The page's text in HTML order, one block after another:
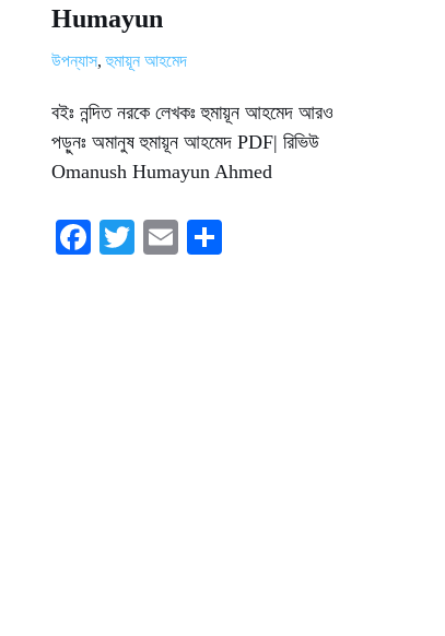
Humayun
উপন্যাস,হুমায়ূন আহমেদ
বইঃ নন্দিত নরকে লেখকঃ হুমায়ূন আহমেদ আরও
পড়ুনঃ অমানুষ হুমায়ূন আহমেদ PDF| রিভিউ
Omanush Humayun Ahmed
Fa T
E